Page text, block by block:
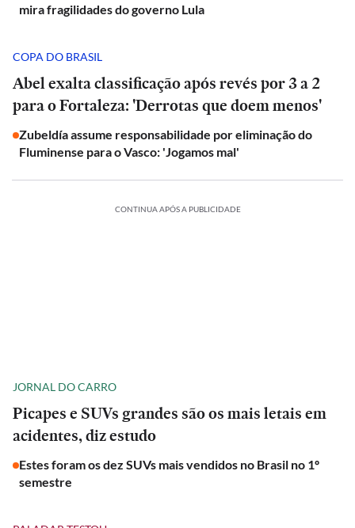
mira fragilidades do governo Lula
COPA DO BRASIL
Abel exalta classificação após revés por 3 a 2
para o Fortaleza: 'Derrotas que doem menos'
Zubeldía assume responsabilidade por eliminação do
Fluminense para o Vasco: 'Jogamos mal'
CONTINUA APÓS A PUBLICIDADE
JORNAL DO CARRO
Picapes e SUVs grandes são os mais letais em
acidentes, diz estudo
Estes foram os dez SUVs mais vendidos no Brasil no 1º
semestre